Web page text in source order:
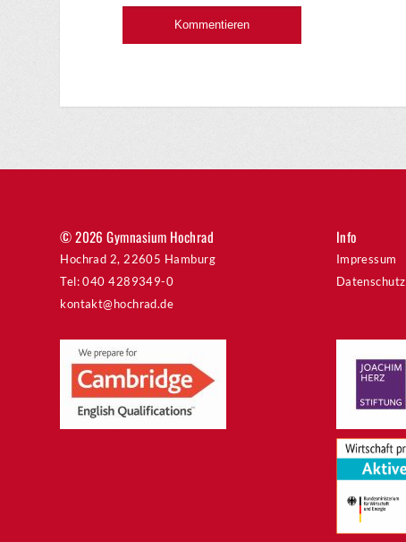
© 2026 Gymnasium Hochrad
Hochrad 2, 22605 Hamburg
Tel: 040 4289349-0
kontakt@hochrad.de
Info
Impressum
Datenschutz